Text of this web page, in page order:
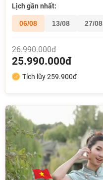
Lịch gần nhất:
06/08 13/08 27/08
26.990.000đ
25.990.000đ
Tích lũy 259.900đ